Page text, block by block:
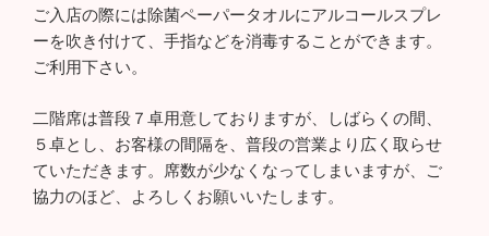
ご入店の際には除菌ペーパータオルにアルコールスプレ
ーを吹き付けて、手指などを消毒することができます。
ご利用下さい。
二階席は普段７卓用意しておりますが、しばらくの間、
５卓とし、お客様の間隔を、普段の営業より広く取らせ
ていただきます。席数が少なくなってしまいますが、ご
協力のほど、よろしくお願いいたします。